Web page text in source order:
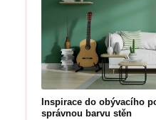
Inspirace do obývacího
správnou barvu stěn